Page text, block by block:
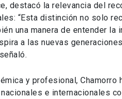
destacó la relevancia del
“Esta distinción no solo
una manera de entender la
a las nuevas
y profesional, Chamorro
e internacionales